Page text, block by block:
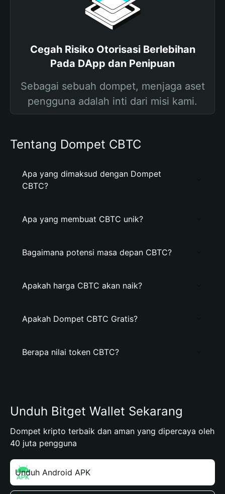
Cegah Risiko Otorisasi Berlebihan
Pada DApp dan Penipuan
Sebagai sebuah dompet, menjaga aset
pengguna adalah inti dari misi kami.
Tentang Dompet CBTC
Apa yang dimaksud dengan Dompet
CBTC?
Apa yang membuat CBTC unik?
Bagaimana potensi masa depan CBTC?
Apakah harga CBTC akan naik?
Apakah Dompet CBTC Gratis?
Berapa nilai token CBTC?
Unduh Bitget Wallet Sekarang
Dompet kripto terbaik dan aman yang dipercaya oleh
40 juta pengguna
Unduh Android APK